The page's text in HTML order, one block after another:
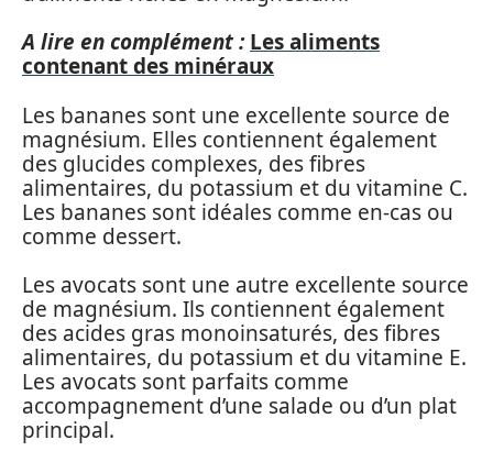
A lire en complément : Les aliments
contenant des minéraux
Les bananes sont une excellente source de
magnésium. Elles contiennent également
des glucides complexes, des fibres
alimentaires, du potassium et du vitamine C.
Les bananes sont idéales comme en-cas ou
comme dessert.
Les avocats sont une autre excellente source
de magnésium. Ils contiennent également
des acides gras monoinsaturés, des fibres
alimentaires, du potassium et du vitamine E.
Les avocats sont parfaits comme
accompagnement d’une salade ou d’un plat
principal.